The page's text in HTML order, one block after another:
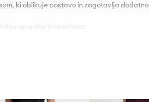
ki oblikuje postavo in zagotavlja dodatno
uporabe in mobilnost.